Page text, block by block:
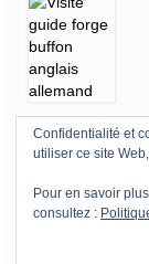
Horaires-Tarifs
Mentions légales
Confidentialité et
utiliser ce site
Pour en savoir
consultez :